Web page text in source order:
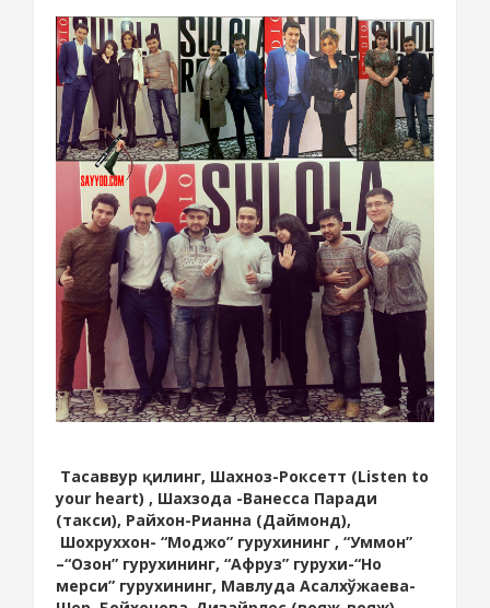
Тасаввур қилинг, Шахноз-Роксетт (Listen to
your heart) , Шахзода -Ванесса Паради
(такси), Райхон-Рианна (Даймонд),
Шохруххон- “Моджо” гурухининг , “Уммон”
–“Озон” гурухининг, “Афруз” гурухи-“Но
мерси” гурухининг, Мавлуда Асалхўжаева-